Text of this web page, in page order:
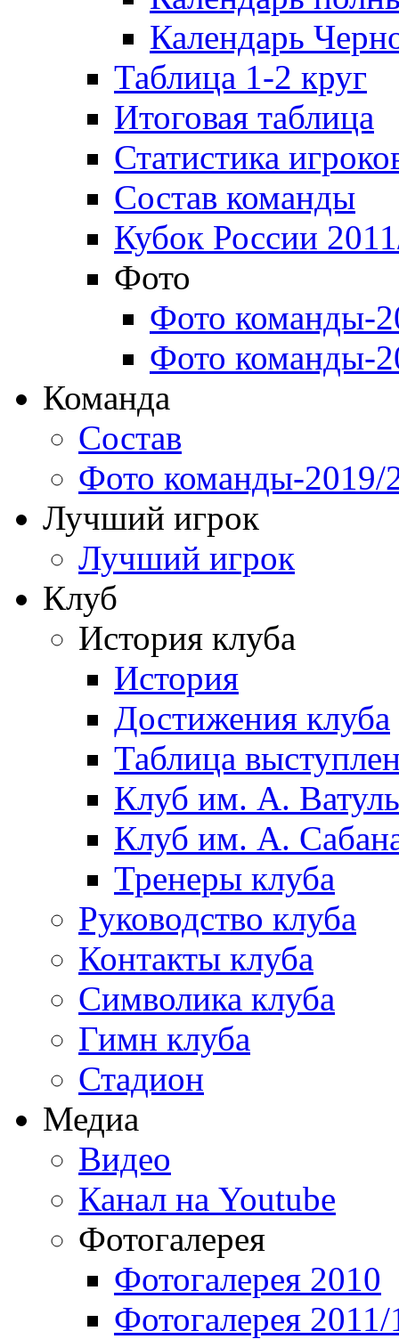
Календарь
Таблица 1-2 круг
Итоговая таблица
Статистика
Состав команды
Кубок России
Фото
Фото команды-
Фото команды-
Команда
Состав
Фото команды-2019/
Лучший игрок
Лучший игрок
Клуб
История клуба
История
Достижения клуба
Таблица
Клуб им. А.
Клуб им. А.
Тренеры клуба
Руководство клуба
Контакты клуба
Символика клуба
Гимн клуба
Стадион
Медиа
Видео
Канал на Youtube
Фотогалерея
Фотогалерея 2010
Фотогалерея 2011/